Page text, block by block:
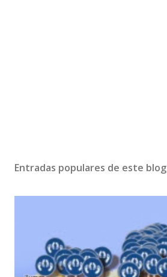
Entradas populares de este blog